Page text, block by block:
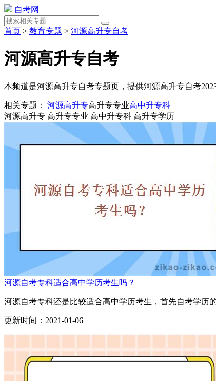
自考网
首页 > 教育专题 > 河源高升专自考
河源高升专自考
本频道是河源高升专自考专题页，提供河源高升专自考
相关专题： 河源高升专高升专专业高中升专科
河源高升专 高升专专业 高中升专科 高升专学历
河源自考专科适合高中学历考生吗？
河源自考专科还是比较适合高中学历考生，首先自考学历
更新时间：2021-01-06